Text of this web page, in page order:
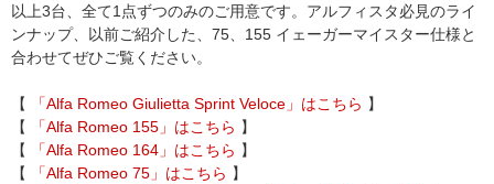
以上3台、全て1点ずつのみのご用意です。アルフィスタ必見のライ
ンナップ、以前ご紹介した、75、155 イェーガーマイスター仕様と
合わせてぜひご覧ください。
【 「Alfa Romeo Giulietta Sprint Veloce」はこちら 】
【
「Alfa Romeo 155」はこちら 】
【
「Alfa Romeo 164」はこちら 】
【
「Alfa Romeo 75」はこちら 】